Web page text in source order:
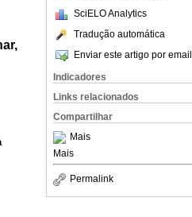
SciELO Analytics
Tradução automática
Enviar este artigo por email
Indicadores
Links relacionados
Compartilhar
Mais
Mais
Permalink